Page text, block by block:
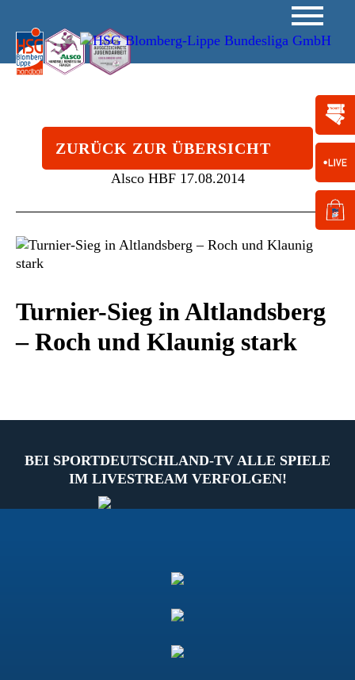
ZURÜCK ZUR ÜBERSICHT
Alsco HBF 17.08.2014
Turnier-Sieg in Altlandsberg
– Roch und Klaunig stark
BEI SPORTDEUTSCHLAND-TV ALLE SPIELE
IM LIVESTREAM VERFOLGEN!